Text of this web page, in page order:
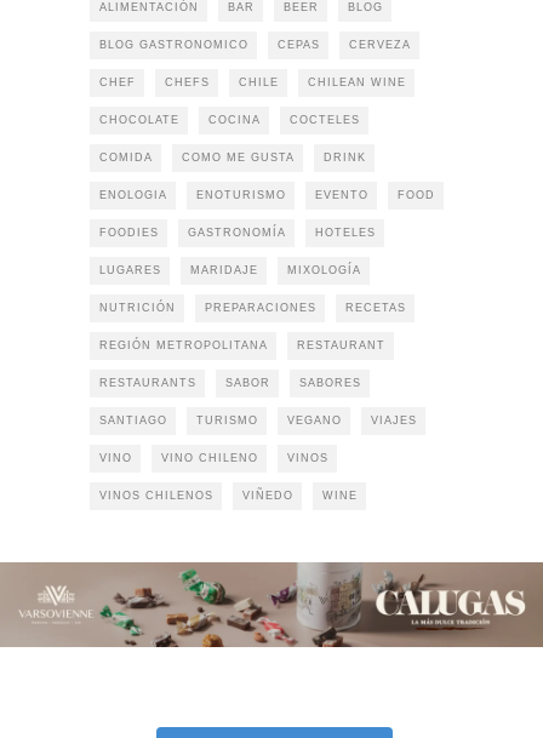
ALIMENTACIÓN BAR BEER BLOG
BLOG GASTRONOMICO CEPAS CERVEZA
CHEF CHEFS CHILE CHILEAN WINE
CHOCOLATE COCINA COCTELES
COMIDA COMO ME GUSTA DRINK
ENOLOGIA ENOTURISMO EVENTO FOOD
FOODIES GASTRONOMÍA HOTELES
LUGARES MARIDAJE MIXOLOGÍA
NUTRICIÓN PREPARACIONES RECETAS
REGIÓN METROPOLITANA RESTAURANT
RESTAURANTS SABOR SABORES
SANTIAGO TURISMO VEGANO VIAJES
VINO VINO CHILENO VINOS
VINOS CHILENOS VIÑEDO WINE